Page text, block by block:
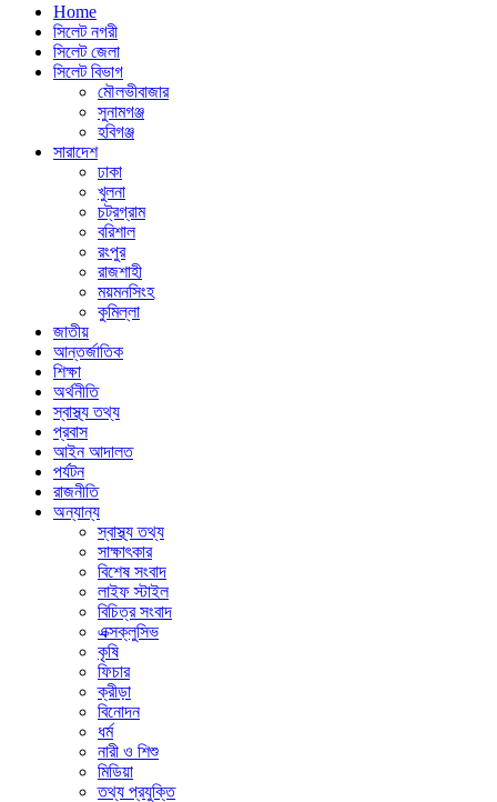
Home
সিলেট নগরী
সিলেট জেলা
সিলেট বিভাগ
মৌলভীবাজার
সুনামগঞ্জ
হবিগঞ্জ
সারাদেশ
ঢাকা
খুলনা
চট্রগ্রাম
বরিশাল
রংপুর
রাজশাহী
ময়মনসিংহ
কুমিল্লা
জাতীয়
আন্তর্জাতিক
শিক্ষা
অর্থনীতি
স্বাস্থ্য তথ্য
প্রবাস
আইন আদালত
পর্যটন
রাজনীতি
অন্যান্য
স্বাস্থ্য তথ্য
সাক্ষাৎকার
বিশেষ সংবাদ
লাইফ স্টাইল
বিচিত্র সংবাদ
এক্সক্লুসিভ
কৃষি
ফিচার
ক্রীড়া
বিনোদন
ধর্ম
নারী ও শিশু
মিডিয়া
তথ্য প্রযুক্তি